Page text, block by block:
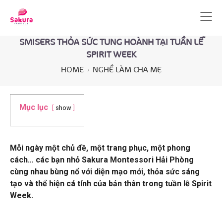
SMISERS THỎA SỨC TUNG HOÀNH TẠI TUẦN LỄ
SPIRIT WEEK
HOME NGHỀ LÀM CHA MẸ
Mục lục show
Mỗi ngày một chủ đề, một trang phục, một phong
cách… các bạn nhỏ Sakura Montessori Hải Phòng
cùng nhau bùng nổ với diện mạo mới, thỏa sức sáng
tạo và thể hiện cá tính của bản thân trong tuần lễ Spirit
Week.